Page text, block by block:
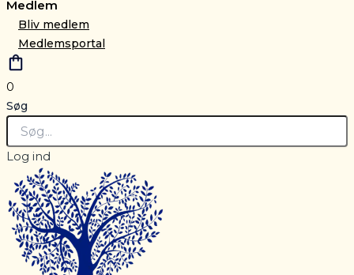
Medlem
Bliv medlem
Medlemsportal
0
Søg
Log ind